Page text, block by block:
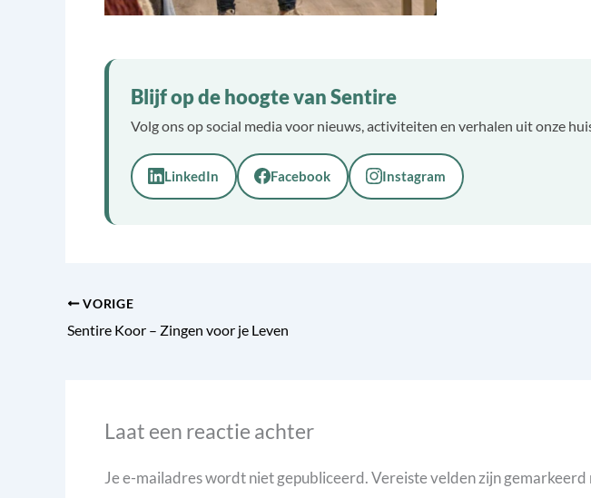
Blijf op de hoogte van Sentire
Volg ons op social media voor nieuws, activiteiten en verhalen uit onze
LinkedIn Facebook Instagram
VORIGE
Sentire Koor – Zingen voor je Leven
Laat een reactie achter
Je e-mailadres wordt niet gepubliceerd.Vereiste velden zijn gemarkeerd